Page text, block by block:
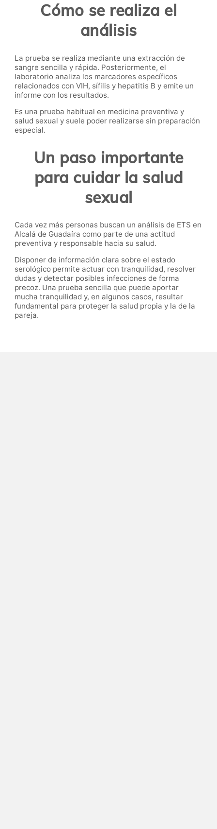
Cómo se realiza el
análisis
La prueba se realiza mediante una extracción de
sangre sencilla y rápida. Posteriormente, el
laboratorio analiza los marcadores específicos
relacionados con VIH, sífilis y hepatitis B y emite un
informe con los resultados.
Es una prueba habitual en medicina preventiva y
salud sexual y suele poder realizarse sin preparación
especial.
Un paso importante
para cuidar la salud
sexual
Cada vez más personas buscan un análisis de ETS en
Alcalá de Guadaíra como parte de una actitud
preventiva y responsable hacia su salud.
Disponer de información clara sobre el estado
serológico permite actuar con tranquilidad, resolver
dudas y detectar posibles infecciones de forma
precoz. Una prueba sencilla que puede aportar
mucha tranquilidad y, en algunos casos, resultar
fundamental para proteger la salud propia y la de la
pareja.